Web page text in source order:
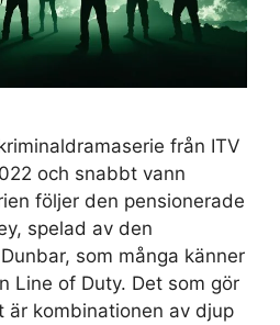
från ITV
och snabbt vann
följer den pensionerade
spelad av den
som många känner
Line of Duty. Det som gör
är kombinationen av djup